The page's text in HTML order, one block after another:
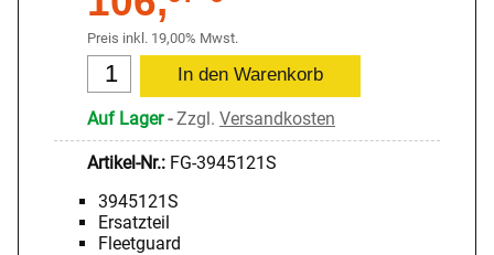
Preis inkl. 19,00% Mwst.
Auf Lager-Zzgl. Versandkosten
Artikel-Nr.: FG-3945121S
3945121S
Ersatzteil
Fleetguard